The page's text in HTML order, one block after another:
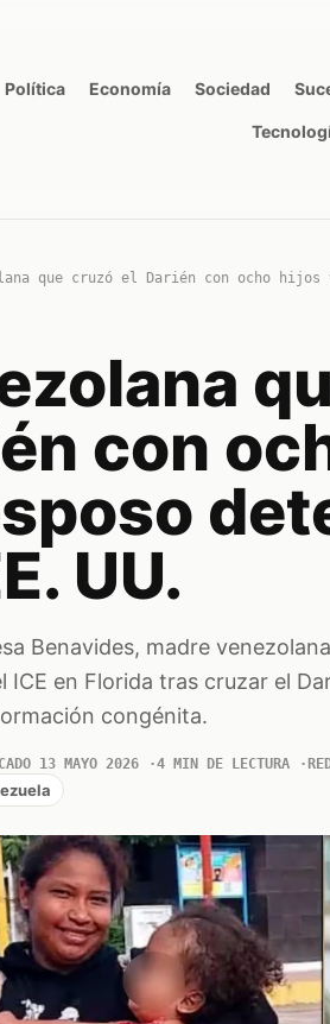
Política Economía Sociedad
que cruzó el Darién con ocho hijos
con
UU.
Benavides, madre
ICE en Florida tras cruzar el
congénita.
13 MAYO 2026 4 MIN DE LECTURA